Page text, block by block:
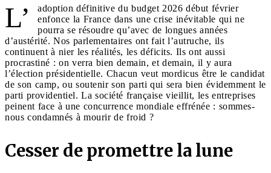
L’
adoption définitive du budget 2026 début février
enfonce la France dans une crise inévitable qui ne
pourra se résoudre qu’avec de longues années
d’austérité. Nos parlementaires ont fait l’autruche, ils
continuent à nier les réalités, les déficits. Ils ont aussi
procrastiné : on verra bien demain, et demain, il y aura
l’élection présidentielle. Chacun veut mordicus être le candidat
de son camp, ou soutenir son parti qui sera bien évidemment le
parti providentiel. La société française vieillit, les entreprises
peinent face à une concurrence mondiale effrénée : sommes-
nous condamnés à mourir de froid ?
Cesser de promettre la lune